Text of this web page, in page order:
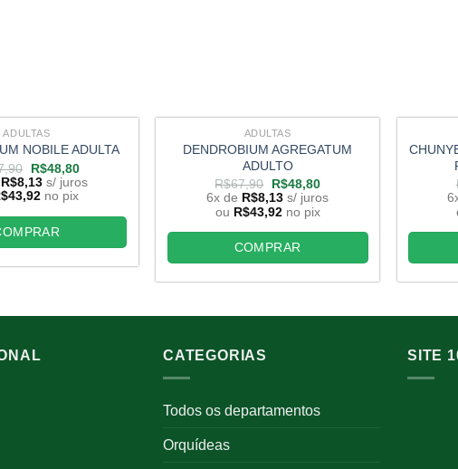
ADULTAS
NOBILE ADULTA
O
preço
original
era:
R$67,90.
R$48,80O
preço
atual
é:
R$48,80.
R$8,13 s/ juros
43,92 no pix
ADULTAS
DENDROBIUM AGREGATUM
ADULTO
R$67,90 O
preço
original
era:
R$67,90.
R$48,80O
preço
atual
é:
R$48,80.
6x de R$8,13 s/ juros
ou R$43,92 no pix
COMPRAR
CATEGORIAS
Todos os departamentos
Orquídeas
SITE